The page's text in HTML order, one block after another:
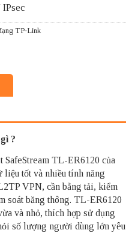
IPsec
TP-Link
?
TL-ER6120 của
tốt và nhiều tính năng
VPN, cần bằng tải, kiểm
soát băng thông. TL-ER6120
và nhỏ, thích hợp sử dụng
số lượng người dùng lớn yêu